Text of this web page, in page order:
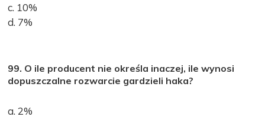
c. 10%
d. 7%
99. O ile producent nie określa inaczej, ile wynosi
dopuszczalne rozwarcie gardzieli haka?
a. 2%